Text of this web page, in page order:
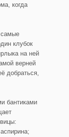
когда
самые
клубок
на ней
верней
добраться,
бантиками